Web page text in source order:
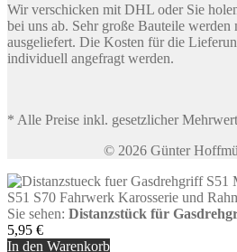
Wir verschicken mit DHL oder Sie
bei uns ab. Sehr große Bauteile werden
ausgeliefert. Die Kosten für die
individuell angefragt werden.
* Alle Preise inkl. gesetzlicher
© 2026 Günter
Sie sehen: Distanzstück für
5,95 €
In den Warenkorb